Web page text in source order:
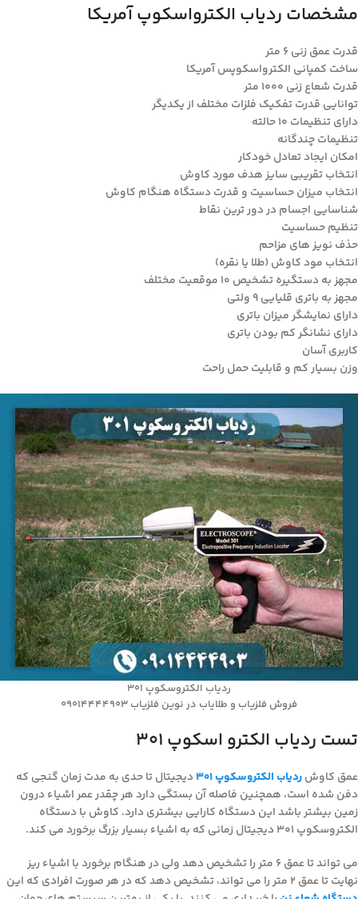
مشخصات ردیاب الکترواسکوپ آمریکا
قدرت عمق زنی ۶ متر
ساخت کمپانی الکترواسکوپس آمریکا
قدرت شعاع زنی ۱۰۰۰ متر
توانایی قدرت تفکیک فلزات مختلف از یکدیگر
دارای تنظیمات 10 حالته
تنظیمات چندگانه
امکان ایجاد تعادل خودکار
انتخاب تقریبی سایز هدف مورد کاوش
انتخاب میزان حساسیت و قدرت دستگاه هنگام کاوش
شناسایی اجسام در دور ترین نقاط
تنظیم حساسیت
حذف نویز های مزاحم
انتخاب مود کاوش (طلا یا نقره)
مجهز به دستگیره تشخیص 10 موقعیت مختلف
مجهز به باتری قلیایی 9 ولتی
دارای نمایشگر میزان باتری
دارای نشانگر کم بودن باتری
کاربری آسان
وزن بسیار کم و قابلیت حمل راحت
ردیاب الکتروسکوپ 301
فروش فلزیاب و طلایاب در نوین فلزیاب 09014444903
تست ردیاب الکترو اسکوپ ۳۰۱
عمق کاوشردیاب الکتروسکوپ 301
دیجیتال تا حدی به مدت زمان گنجی که
دفن شده است، همچنین فاصله آن بستگی دارد هر چقدر عمر اشیاء درون
زمین بیشتر باشد این دستگاه کارایی بیشتری دارد. کاوش با دستگاه
الکتروسکوپ 301 دیجیتال زمانی که به اشیاء بسیار بزرگ برخورد می کند.
می تواند تا عمق 6 متر را تشخیص دهد ولی در هنگام برخورد با اشیاء ریز
نهایت تا عمق 2 متر را می تواند، تشخیص دهد که در هر صورت افرادی که این